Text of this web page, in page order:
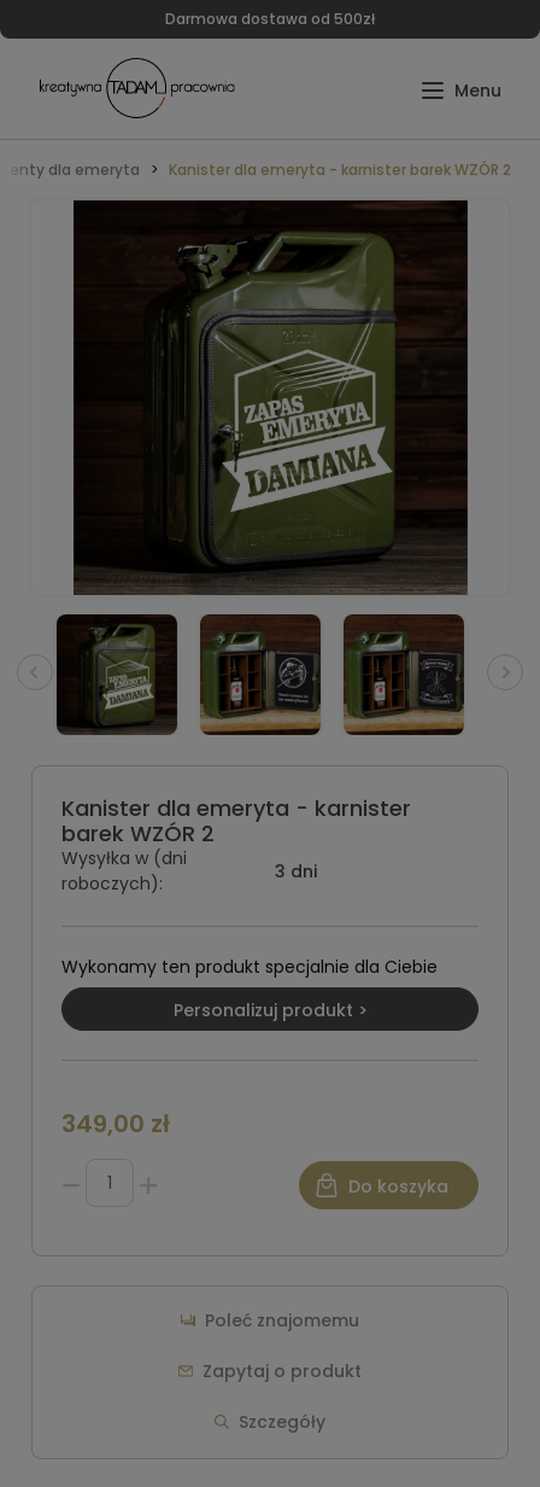
Darmowa dostawa od 500zł
dla emeryta Kanister dla emeryta - karnister barek WZÓR 2
Kanister dla emeryta - karnister
barek WZÓR 2
Wysyłka w (dni
roboczych):
3 dni
Wykonamy ten produkt specjalnie dla Ciebie
Personalizuj produkt >
349,00 zł
Do koszyka
Szczegóły
Zapytaj o produkt
Poleć znajomemu